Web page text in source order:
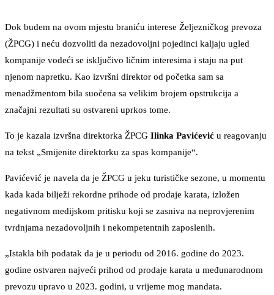
Dok budem na ovom mjestu braniću interese Željezničkog prevoza
(ŽPCG) i neću dozvoliti da nezadovoljni pojedinci kaljaju ugled
kompanije vodeći se isključivo ličnim interesima i staju na put
njenom napretku. Kao izvršni direktor od početka sam sa
menadžmentom bila suočena sa velikim brojem opstrukcija a
značajni rezultati su ostvareni uprkos tome.
To je kazala izvršna direktorka ŽPCG Ilinka Pavićević u reagovanju
na tekst „Smijenite direktorku za spas kompanije“.
Pavićević je navela da je ŽPCG u jeku turističke sezone, u momentu
kada kada bilježi rekordne prihode od prodaje karata, izložen
negativnom medijskom pritisku koji se zasniva na neprovjerenim
tvrdnjama nezadovoljnih i nekompetentnih zaposlenih.
„Istakla bih podatak da je u periodu od 2016. godine do 2023.
godine ostvaren najveći prihod od prodaje karata u međunarodnom
prevozu upravo u 2023. godini, u vrijeme mog mandata.